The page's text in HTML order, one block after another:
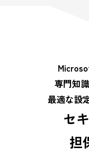
専門知
最適な設
セ
担